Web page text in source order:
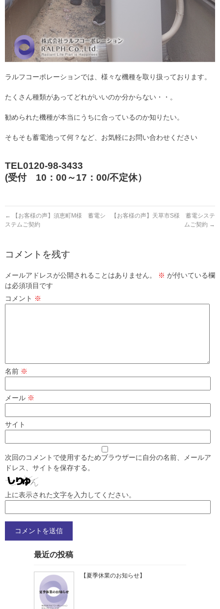
ラルフコーポレーションでは、様々な機種を取り扱っております。
たくさん種類があってどれがいいのか分からない・・。
勧められた機種が本当にうちに合っているのか知りたい。
そもそも蓄電池って何？など、お気軽にお問い合わせください
TEL0120-98-3433
(受付 10：00～17：00/不定休）
←
【お客様の声】須恵町M様 蓄電シ
ステムご契約
【お客様の声】天草市S様 蓄電システ
ムご契約 →
コメントを残す
メールアドレスが公開されることはありません。 ※ が付いている欄
は必須項目です
コメント ※
名前 ※
メール ※
サイト
次回のコメントで使用するためブラウザーに自分の名前、メールア
ドレス、サイトを保存する。
上に表示された文字を入力してください。
最近の投稿
【夏季休業のお知らせ】